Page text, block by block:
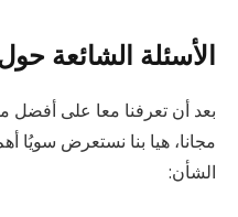
الأسئلة الشائعة
بعد أن تعرفنا معا على أفضل
مجانا، هيا بنا نستعرض سويُا
الشأن: